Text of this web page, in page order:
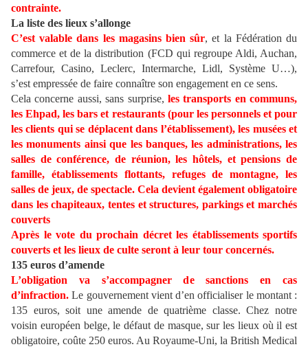
contrainte.
La liste des lieux s’allonge
C’est valable dans les magasins bien sûr, et la Fédération du
commerce et de la distribution (FCD qui regroupe Aldi, Auchan,
Carrefour, Casino, Leclerc, Intermarche, Lidl, Système U…),
s’est empressée de faire connaître son engagement en ce sens.
Cela concerne aussi, sans surprise, les transports en communs,
les Ehpad, les bars et restaurants (pour les personnels et pour
les clients qui se déplacent dans l’établissement), les musées et
les monuments ainsi que les banques, les administrations, les
salles de conférence, de réunion, les hôtels, et pensions de
famille, établissements flottants, refuges de montagne, les
salles de jeux, de spectacle. Cela devient également obligatoire
dans les chapiteaux, tentes et structures, parkings et marchés
couverts
Après le vote du prochain décret les établissements sportifs
couverts et les lieux de culte seront à leur tour concernés.
135 euros d’amende
L’obligation va s’accompagner de sanctions en cas
d’infraction. Le gouvernement vient d’en officialiser le montant :
135 euros, soit une amende de quatrième classe. Chez notre
voisin européen belge, le défaut de masque, sur les lieux où il est
obligatoire, coûte 250 euros. Au Royaume-Uni, la British Medical